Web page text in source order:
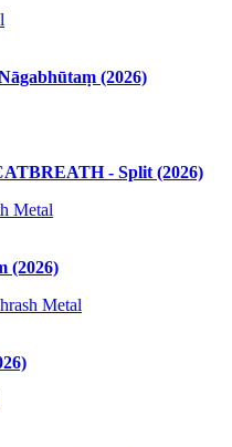
(2026)
- Split (2026)
Metal
(2026)
Metal